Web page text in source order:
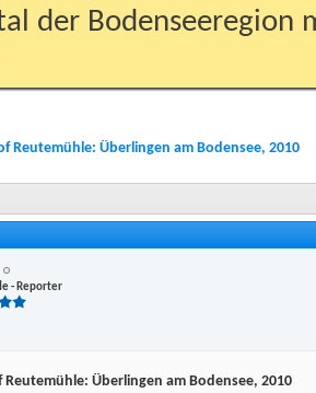
der Bodenseeregion
Reutemühle: Überlingen am Bodensee, 2010
- Reporter
Überlingen am Bodensee, 2010